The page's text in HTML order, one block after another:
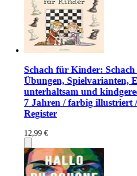
Schach für Kinder:
Übungen, Spielvarianten,
unterhaltsam und
7 Jahren / farbig illustriert
Register
12,99 €